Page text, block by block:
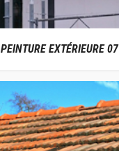
PEINTURE EXTÉRIEURE 07